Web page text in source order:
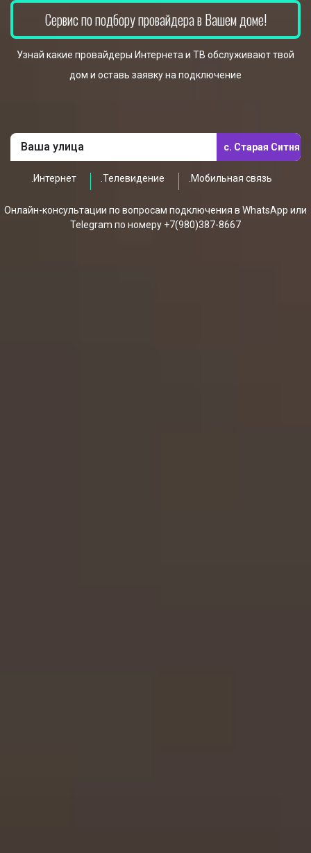
Сервис по подбору провайдера в Вашем доме!
Узнай какие провайдеры Интернета и ТВ обслуживают твой
дом и оставь заявку на подключение
с. Старая Ситня
.Интернет .Телевидение .Мобильная связь
Онлайн-консультации по вопросам подключения в WhatsApp или
Telegram по номеру +7(980)387-8667